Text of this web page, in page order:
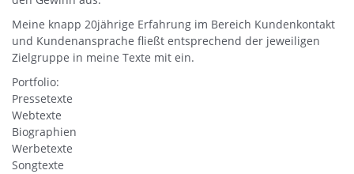
Meine knapp 20jährige Erfahrung im Bereich Kundenkontakt
und Kundenansprache fließt entsprechend der jeweiligen
Zielgruppe in meine Texte mit ein.
Portfolio:
Pressetexte
Webtexte
Biographien
Werbetexte
Songtexte